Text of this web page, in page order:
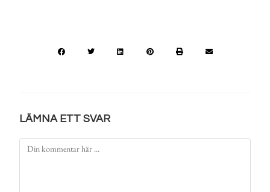
LÄMNA ETT SVAR